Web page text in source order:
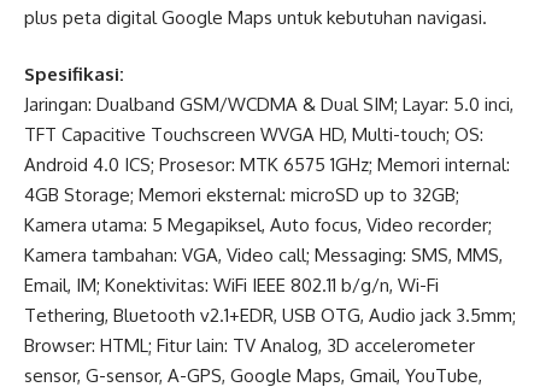
plus peta digital Google Maps untuk kebutuhan navigasi.
Spesifikasi:
Jaringan: Dualband GSM/WCDMA & Dual SIM; Layar: 5.0 inci,
TFT Capacitive Touchscreen WVGA HD, Multi-touch; OS:
Android 4.0 ICS; Prosesor: MTK 6575 1GHz; Memori internal:
4GB Storage; Memori eksternal: microSD up to 32GB;
Kamera utama: 5 Megapiksel, Auto focus, Video recorder;
Kamera tambahan: VGA, Video call; Messaging: SMS, MMS,
Email, IM; Konektivitas: WiFi IEEE 802.11 b/g/n, Wi-Fi
Tethering, Bluetooth v2.1+EDR, USB OTG, Audio jack 3.5mm;
Browser: HTML; Fitur lain: TV Analog, 3D accelerometer
sensor, G-sensor, A-GPS, Google Maps, Gmail, YouTube,